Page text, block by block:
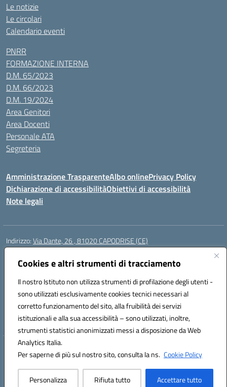
Cookies e altri strumenti di tracciamento
Il nostro Istituto non utilizza strumenti di profilazione degli utenti -
sono utilizzati esclusivamente cookies tecnici necessari al
corretto funzionamento del sito, alla fruibilità dei servizi
istituzionali e alla sua accessibilità – sono utilizzati, inoltre,
strumenti statistici anonimizzati messi a disposizione da Web
Analytics Italia.
Per saperne di più sul nostro sito, consulta la ns. Cookie Policy
Personalizza Rifiuta tutto Accettare tutto
Le notizie
Le circolari
Calendario eventi
PNRR
FORMAZIONE INTERNA
D.M. 65/2023
D.M. 66/2023
D.M. 19/2024
Area Genitori
Area Docenti
Personale ATA
Segreteria
Amministrazione TrasparenteAlbo onlinePrivacy Policy
Dichiarazione di accessibilitàObiettivi di accessibilità
Note legali
Indirizzo:Via Dante, 26 , 81020 CAPODRISE (CE)
Centralino:
Posta elettronica certificata (PEC):CEIC83000V@pec.istruzione.it
Codice fiscale: 80103200616
Codice meccanografico:CEIC83000V
Codice Indice delle Pubbliche Amministrazioni (IPA): istsc_ceic83000v
Codice unico di fatturazione (CUF): UFO76N
Hosting & Powered by 3D Solution S.r.l.
Concept & Design by Designers Italia